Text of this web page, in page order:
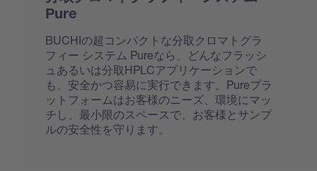
Pure
BUCHIの超コンパクトな分取クロマトグラ
フィー システム Pureなら、どんなフラッシ
ュあるいは分取HPLCアプリケーションで
も、安全かつ容易に実行できます。Pureプラ
ットフォームはお客様のニーズ、環境にマッ
チし、最小限のスペースで、お客様とサンプ
ルの安全性を守ります。